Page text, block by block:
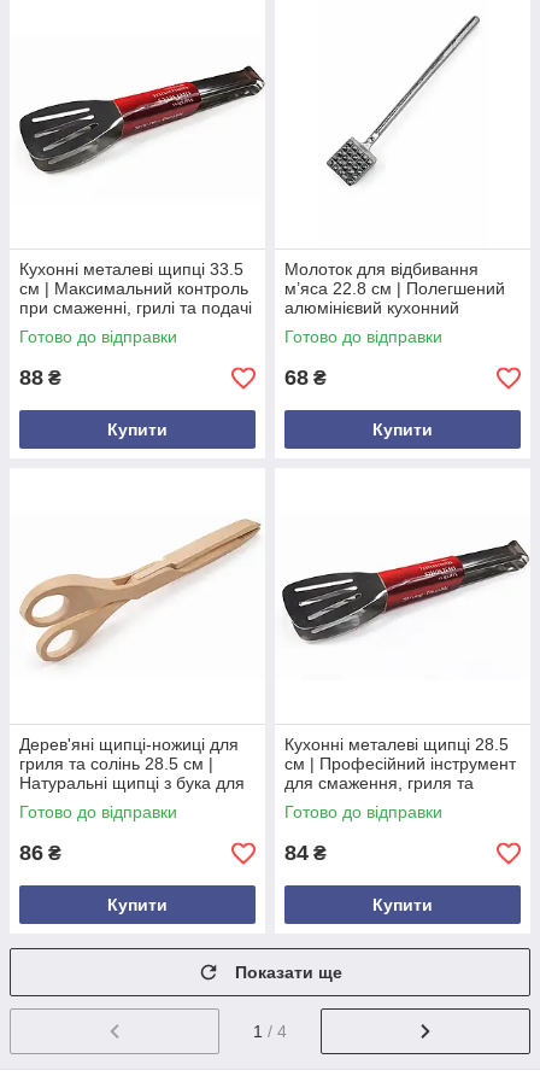
Кухонні металеві щипці 33.5
см | Максимальний контроль
при смаженні, грилі та подачі
страв
Готово до відправки
88 ₴
Купити
Молоток для відбивання
м’яса 22.8 см | Полегшений
алюмінієвий кухонний
інструмент з довгою ручкою
Готово до відправки
68 ₴
Купити
Дерев'яні щипці-ножиці для
гриля та солінь 28.5 см |
Натуральні щипці з бука для
кухні та сервірування
Готово до відправки
86 ₴
Купити
Кухонні металеві щипці 28.5
см | Професійний інструмент
для смаження, гриля та
сервірування
Готово до відправки
84 ₴
Купити
Показати ще
1 / 4